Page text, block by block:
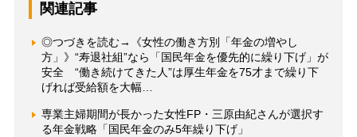
関連記事
◎つづきを読む→《女性の働き方別「年金の増やし
方」》“寿退社組”なら「国民年金を優先的に繰り下げ」が
安全 “働き続けてきた人”は厚生年金を75才まで繰り下
げれば受給額を大幅…
専業主婦期間が長かった女性FP・三原由紀さんが選択す
る年金戦略「国民年金のみ5年繰り下げ」